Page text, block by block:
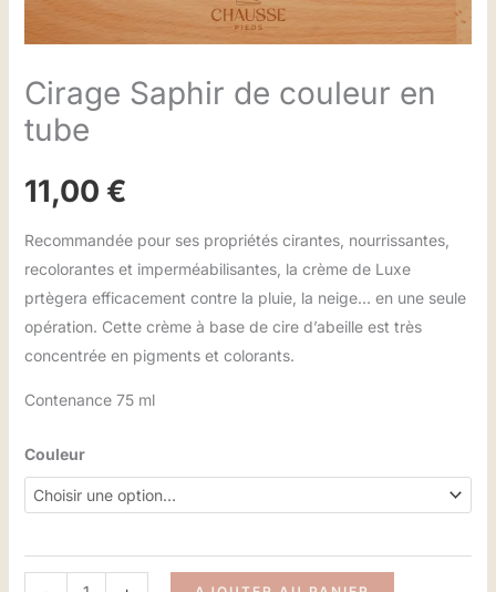
Cirage Saphir de couleur en
tube
11,00 €
Recommandée pour ses propriétés cirantes, nourrissantes,
recolorantes et imperméabilisantes, la crème de Luxe
prtègera efficacement contre la pluie, la neige… en une seule
opération. Cette crème à base de cire d’abeille est très
concentrée en pigments et colorants.
Contenance 75 ml
Couleur